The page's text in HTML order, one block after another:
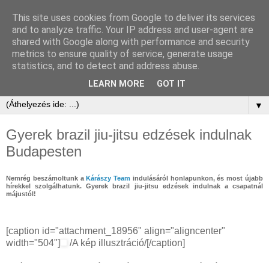
▼
Gyerek brazil jiu-jitsu edzések indulnak
Budapesten
Nemrég beszámoltunk aKárászy Team indulásáról honlapunkon, és most újabb
hírekkel szolgálhatunk. Gyerek brazil jiu-jitsu edzések indulnak a csapatnál
májustól!
[caption id="attachment_18956" align="aligncenter"
width="504"]
/A kép illusztráció/[/caption]
This site uses cookies from Google to deliver its services
and to analyze traffic. Your IP address and user-agent are
shared with Google along with performance and security
metrics to ensure quality of service, generate usage
statistics, and to detect and address abuse.
LEARN MORE GOT IT